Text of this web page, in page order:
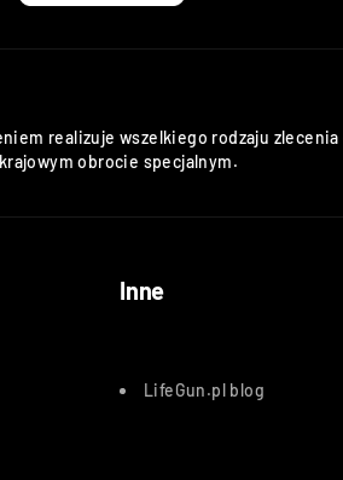
realizuje wszelkiego rodzaju
obrocie specjalnym.
Inne
LifeGun.pl blog